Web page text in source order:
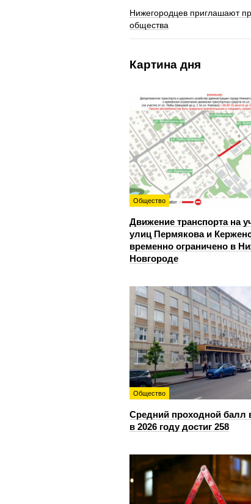
Нижегородцев приглашают
общества
Картина дня
Общество
Движение транспорта на
улиц Пермякова и
временно ограничено в
Новгороде
Общество
Средний проходной балл
в 2026 году достиг 258